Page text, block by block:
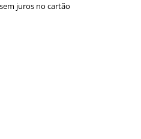
juros no cartão